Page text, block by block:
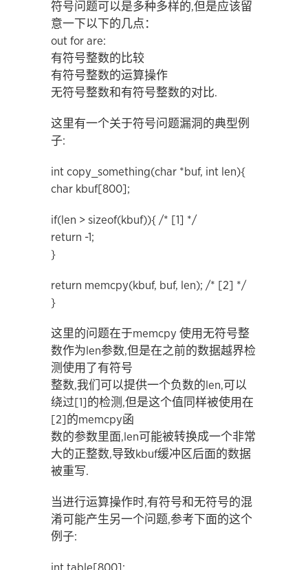
符号问题可以是多种多样的,但是应该留
意一下以下的几点：
out for are:
有符号整数的比较
有符号整数的运算操作
无符号整数和有符号整数的对比.
这里有一个关于符号问题漏洞的典型例
子:
int copy_something(char *buf, int len){
char kbuf[800];
if(len > sizeof(kbuf)){ /* [1] */
return -1;
}
return memcpy(kbuf, buf, len); /* [2] */
}
这里的问题在于memcpy 使用无符号整
数作为len参数,但是在之前的数据越界检
测使用了有符号
整数,我们可以提供一个负数的len,可以
绕过[1]的检测,但是这个值同样被使用在
[2]的memcpy函
数的参数里面,len可能被转换成一个非常
大的正整数,导致kbuf缓冲区后面的数据
被重写.
当进行运算操作时,有符号和无符号的混
淆可能产生另一个问题,参考下面的这个
例子:
int table[800];